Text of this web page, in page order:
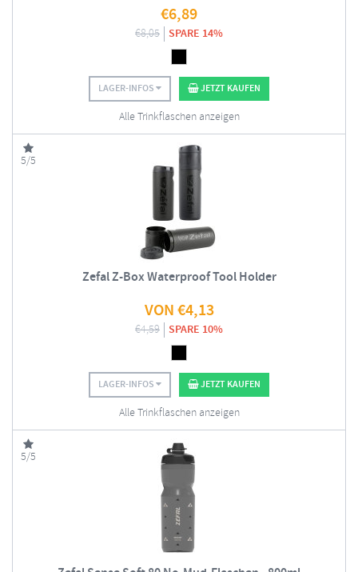
€6,89
€8,05 SPARE 14%
LAGER-INFOS JETZT KAUFEN
Alle Trinkflaschen anzeigen
5/5
Zefal Z-Box Waterproof Tool Holder
VON€4,13
€4,59 SPARE 10%
LAGER-INFOS JETZT KAUFEN
Alle Trinkflaschen anzeigen
5/5